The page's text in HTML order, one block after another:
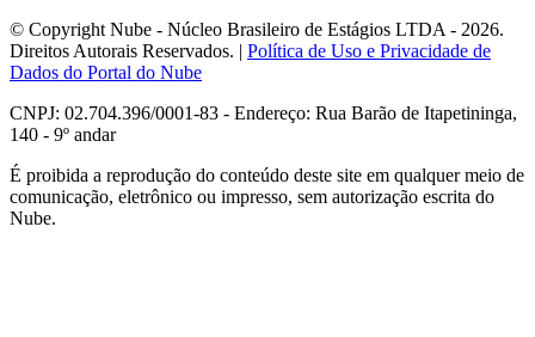
© Copyright Nube - Núcleo Brasileiro de Estágios LTDA - 2026.
Direitos Autorais Reservados. | Política de Uso e Privacidade de
Dados do Portal do Nube
CNPJ: 02.704.396/0001-83 - Endereço: Rua Barão de Itapetininga,
140 - 9º andar
É proibida a reprodução do conteúdo deste site em qualquer meio de
comunicação, eletrônico ou impresso, sem autorização escrita do
Nube.